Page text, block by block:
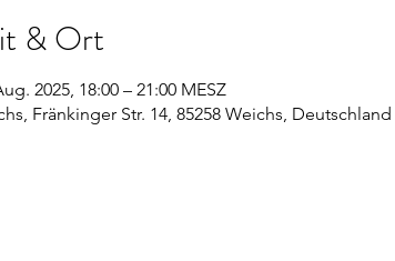
& Ort
2025, 18:00 – 21:00 MESZ
Fränkinger Str. 14, 85258 Weichs, Deutschland